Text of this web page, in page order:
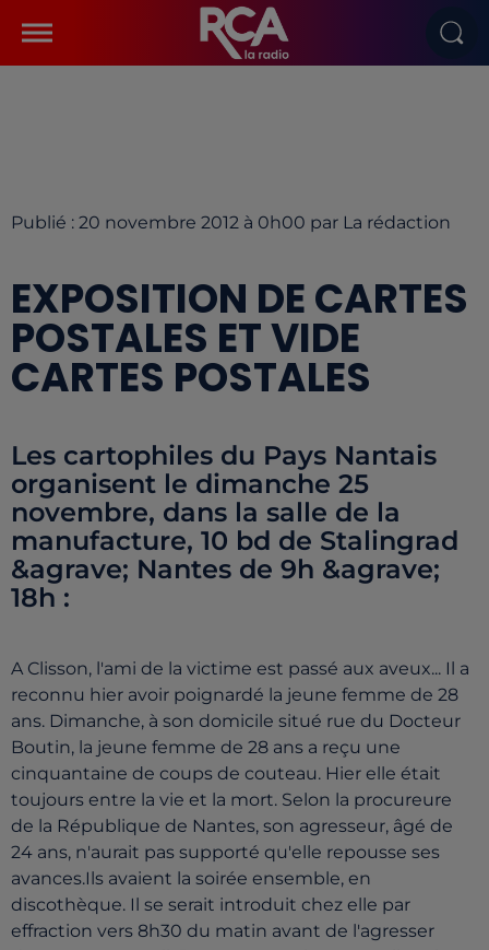
Publié : 20 novembre 2012 à 0h00 par La rédaction
EXPOSITION DE CARTES
POSTALES ET VIDE
CARTES POSTALES
Les cartophiles du Pays Nantais
organisent le dimanche 25
novembre, dans la salle de la
manufacture, 10 bd de Stalingrad
&agrave; Nantes de 9h &agrave;
18h :
A Clisson, l'ami de la victime est passé aux aveux... Il a
reconnu hier avoir poignardé la jeune femme de 28
ans. Dimanche, à son domicile situé rue du Docteur
Boutin, la jeune femme de 28 ans a reçu une
cinquantaine de coups de couteau. Hier elle était
toujours entre la vie et la mort. Selon la procureure
de la République de Nantes, son agresseur, âgé de
24 ans, n'aurait pas supporté qu'elle repousse ses
avances.Ils avaient la soirée ensemble, en
discothèque. Il se serait introduit chez elle par
effraction vers 8h30 du matin avant de l'agresser